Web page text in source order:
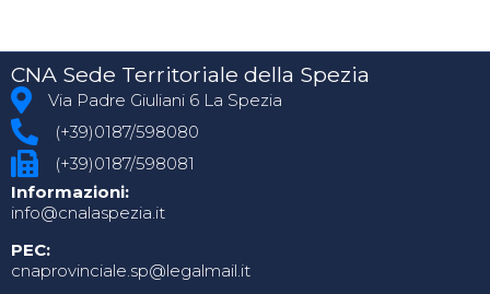
CNA Sede Territoriale della Spezia
Via Padre Giuliani 6 La Spezia
(+39)0187/598080
(+39)0187/598081
Informazioni:
info@cnalaspezia.it
PEC:
cnaprovinciale.sp@legalmail.it